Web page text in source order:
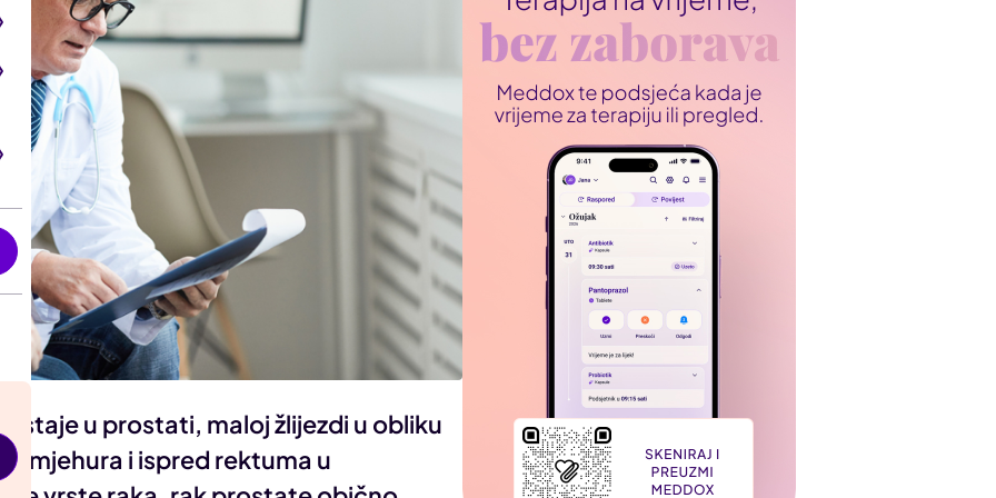
u prostati, maloj žlijezdi u obliku
mjehura i ispred rektuma u